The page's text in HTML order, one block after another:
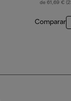
de 61,69 €
Comparar